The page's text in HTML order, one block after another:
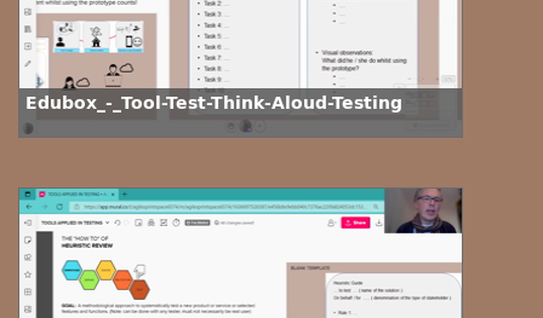
Edubox_-_Tool-Test-Think-Aloud-Testing